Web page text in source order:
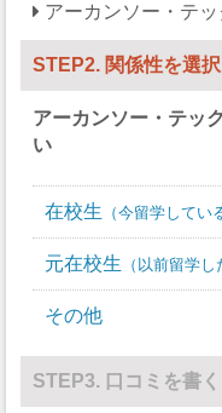
サッカー 0
ソフトボール 0
スカッシュ 0
競泳/飛び込み
テニス 0
バレーボール 0
水球
レスリング 0
アーカンソー・テ
STEP2. 関係性を選択
アーカンソー・テッ
い
在校生 今留学してい
元在校生 以前留学し
その他
STEP3. 口コミを書く